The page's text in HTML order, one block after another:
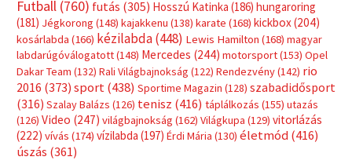
Futball (760) futás (305) Hosszú Katinka (186) hungaroring
(181) Jégkorong (148) kajakkenu (138) karate (168) kickbox(204)
kosárlabda (166) kézilabda(448) Lewis Hamilton (168) magyar
labdarúgóválogatott(148) Mercedes (244) motorsport(153) Opel
Dakar Team (132) Rali Világbajnokság (122) Rendezvény(142) rio
2016 (373) sport(438) Sportime Magazin (128) szabadidősport
(316) Szalay Balázs (126) tenisz (416) táplálkozás (155) utazás
(126) Video (247) világbajnokság (162) Világkupa (129) vitorlázás
(222) vívás (174) vízilabda (197) Érdi Mária (130) életmód(416)
úszás (361)